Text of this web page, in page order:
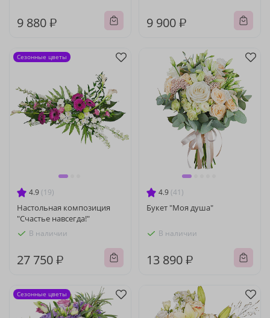
9 880 ₽ 9 900 ₽
4.9 (19)
Настольная композиция
"Счастье навсегда!"
В наличии
27 750 ₽
Сезонные цветы
4.9 (41)
Букет "Моя душа"
В наличии
13 890 ₽
Сезонные цветы